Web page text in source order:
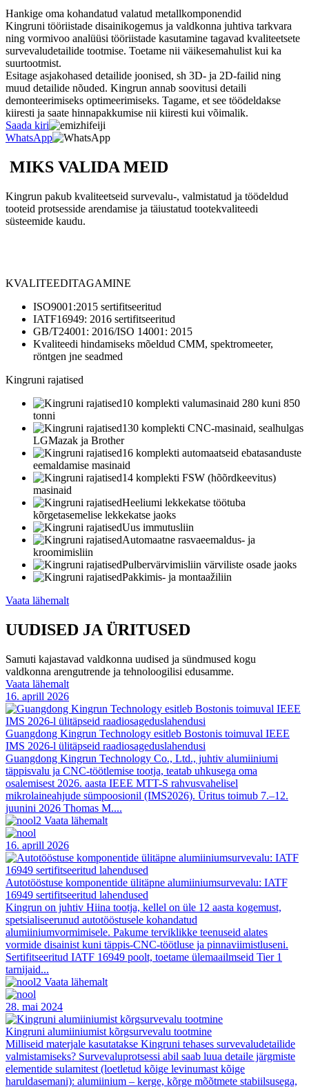
Hankige oma kohandatud valatud metallkomponendid
Kingruni tööriistade disainikogemus ja valdkonna juhtiva tarkvara
ning vormivoo analüüsi tööriistade kasutamine tagavad kvaliteetsete
survevaludetailide tootmise. Toetame nii väikesemahulist kui ka
suurtootmist.
Esitage asjakohased detailide joonised, sh 3D- ja 2D-failid ning
muud detailide nõuded. Kingrun annab soovitusi detaili
demonteerimiseks optimeerimiseks. Tagame, et see töödeldakse
kiiresti ja saate hinnapakkumise nii kiiresti kui võimalik.
Saada kiri
WhatsApp
MIKS VALIDA MEID
Kingrun pakub kvaliteetseid survevalu-, valmistatud ja töödeldud
tooteid protsesside arendamise ja täiustatud tootekvaliteedi
süsteemide kaudu.
KVALITEEDITAGAMINE
ISO9001:2015 sertifitseeritud
IATF16949: 2016 sertifitseeritud
GB/T24001: 2016/ISO 14001: 2015
Kvaliteedi hindamiseks mõeldud CMM, spektromeeter,
röntgen jne seadmed
Kingruni rajatised
10 komplekti valumasinaid 280 kuni 850
tonni
130 komplekti CNC-masinaid, sealhulgas
LGMazak ja Brother
16 komplekti automaatseid ebatasanduste
eemaldamise masinaid
14 komplekti FSW (hõõrdkeevitus)
masinaid
Heeliumi lekkekatse töötuba
kõrgetasemelise lekkekatse jaoks
Uus immutusliin
Automaatne rasvaeemaldus- ja
kroomimisliin
Pulbervärvimisliin värviliste osade jaoks
Pakkimis- ja montaažiliin
Vaata lähemalt
UUDISED JA ÜRITUSED
Samuti kajastavad valdkonna uudised ja sündmused kogu
valdkonna arengutrende ja tehnoloogilisi edusamme.
Vaata lähemalt
16. aprill 2026
Guangdong Kingrun Technology esitleb Bostonis toimuval IEEE
IMS 2026-l ülitäpseid raadiosageduslahendusi
Guangdong Kingrun Technology Co., Ltd., juhtiv alumiiniumi
täppisvalu ja CNC-töötlemise tootja, teatab uhkusega oma
osalemisest 2026. aasta IEEE MTT-S rahvusvahelisel
mikrolaineahjude sümpoosionil (IMS2026). Üritus toimub 7.–12.
juunini 2026 Thomas M....
Vaata lähemalt
16. aprill 2026
Autotööstuse komponentide ülitäpne alumiiniumsurvevalu: IATF
16949 sertifitseeritud lahendused
Kingrun on juhtiv Hiina tootja, kellel on üle 12 aasta kogemust,
spetsialiseerunud autotööstusele kohandatud
alumiiniumvormimisele. Pakume terviklikke teenuseid alates
vormide disainist kuni täppis-CNC-töötluse ja pinnaviimistluseni.
Sertifitseeritud IATF 16949 poolt, toetame ülemaailmseid Tier 1
tarnijaid...
Vaata lähemalt
28. mai 2024
Kingruni alumiiniumist kõrgsurvevalu tootmine
Milliseid materjale kasutatakse Kingruni tehases survevaludetailide
valmistamiseks? Survevaluprotsessi abil saab luua detaile järgmiste
elementide sulamitest (loetletud kõige levinumast kõige
haruldasemani): alumiinium – kerge, kõrge mõõtmete stabiilsusega,